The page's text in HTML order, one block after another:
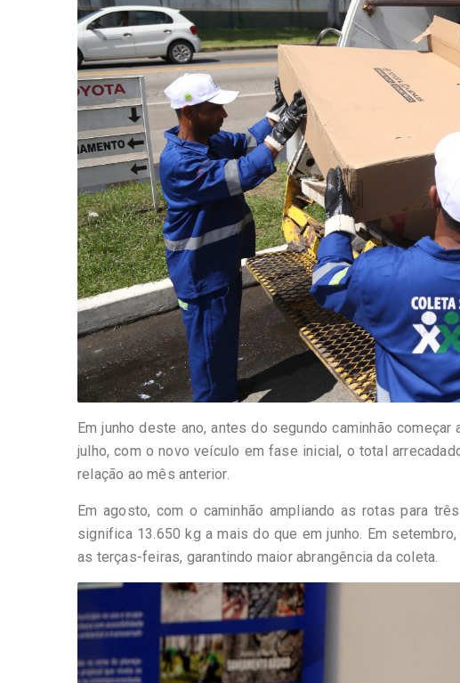
Em junho deste ano, antes do segundo caminhão
julho, com o novo veículo em fase inicial, o total
relação ao mês anterior.
Em agosto, com o caminhão ampliando as rotas para
significa 13.650 kg a mais do que em junho. Em
as terças-feiras, garantindo maior abrangência da coleta.